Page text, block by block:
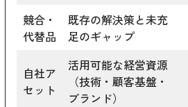
競合・
代替品
既存の解決策と未充
足のギャップ
自社ア
セット
活用可能な経営資源
（技術・顧客基盤・
ブランド）